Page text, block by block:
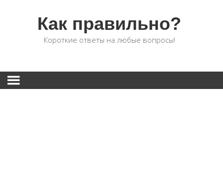
Как правильно?
Короткие ответы на любые вопросы!